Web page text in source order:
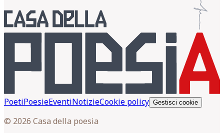
PoetiPoesieEventiNotizieCookie policy Gestisci cookie
© 2026 Casa della poesia